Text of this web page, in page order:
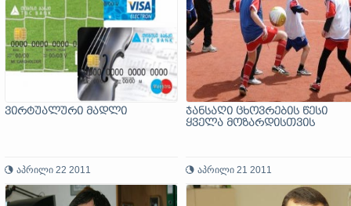
ვირტუალური მადლი
აპრილი 22 2011
ჯანსაღი ცხოვრების წესი
ყველა მოზარდისთვის
აპრილი 21 2011